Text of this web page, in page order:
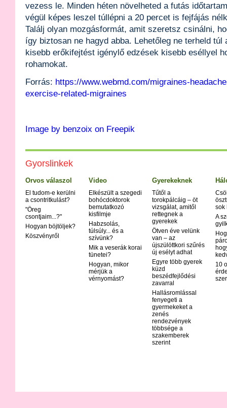
vezess le. Minden héten növelheted a futás
végül képes leszel túllépni a 20 percet is fejfájás
Találj olyan mozgásformát, amit szeretsz csinálni,
így biztosan ne hagyd abba. Lehetőleg ne terheld túl
kisebb erőkifejtést igénylő edzések kisebb eséllyel
rohamokat.
Forrás: https://www.webmd.com/migraines-
exercise-related-migraines
Image by benzoix on Freepik
Gyorslinkek
Orvos válaszol
El tudom-e kerülni
a csontritkulást?
"Öreg
csontjaim...?"
Hogyan böjtöljek?
Köszvényről
Video
Elkészült a szegedi
bohócdoktorok
bemutatkozó
kisfilmje
Habzsolás,
túlsúly... és a
szívünk?
Mik a veserák korai
tünetei?
Hogyan, mikor
mérjük a
vérnyomást?
Gyerekeknek
Tűtől a
torokpálcáig – öt
vizsgálat, amitől
rettegnek a
gyerekek
Ötven éve velünk
van – az
újszülöttkori szűrés
új esélyt adhat
Egyre több gyerek
küzd
beszédfejlődési
zavarral
Hallásromlással
fenyegeti a
gyermekeket a
zenés
rendezvények
többsége a
szakemberek
szerint
sok
A
10